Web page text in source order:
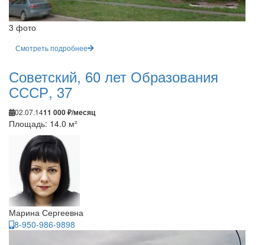
3 фото
Смотреть подробнее
Советский, 60 лет Образования
СССР, 37
02.07.1411 000 ₽/месяц
Площадь: 14.0 м²
Марина Сергеевна
8-950-986-9898